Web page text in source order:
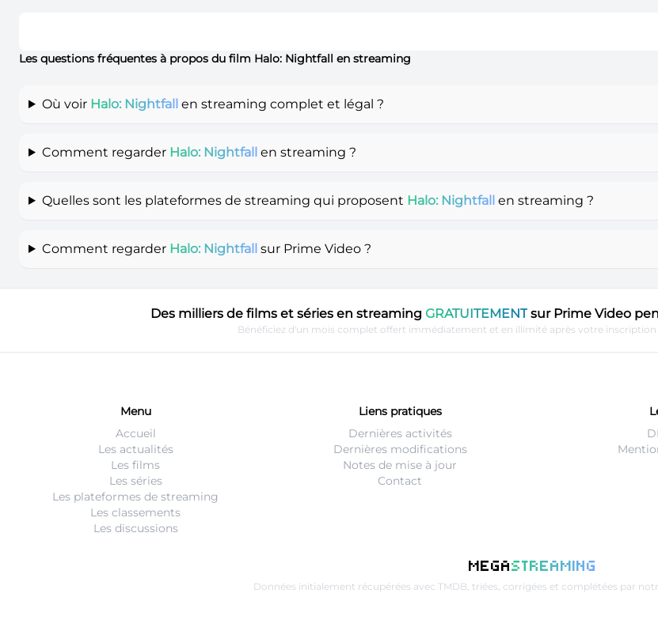
Les questions fréquentes à propos du film Halo: Nightfall en streaming
Où voir Halo: Nightfall en streaming complet et légal ?
Comment regarder Halo: Nightfall en streaming ?
Quelles sont les plateformes de streaming qui proposent Halo: Nightfall en streaming ?
Comment regarder Halo: Nightfall sur Prime Video ?
Des milliers de films et séries en streamingGRATUITEMENT sur Prime Video
Bénéficiez d'un mois complet offert immédiatement et en illimité après votre inscription
Menu
Accueil
Les actualités
Les films
Les séries
Les plateformes de streaming
Les classements
Les discussions
Liens pratiques
Dernières activités
Dernières modifications
Notes de mise à jour
Contact
MEGASTREAMING
Données initialement récupérées avec TMDB , triées, corrigées et complétées par